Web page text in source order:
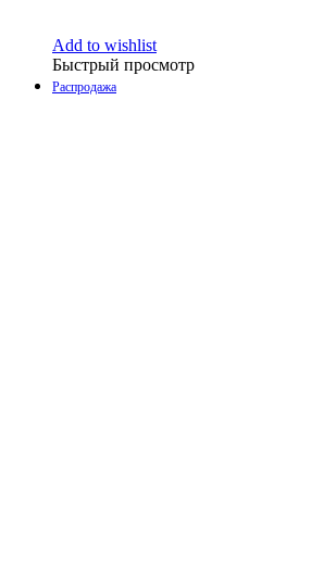
Add to wishlist
Быстрый просмотр
Распродажа